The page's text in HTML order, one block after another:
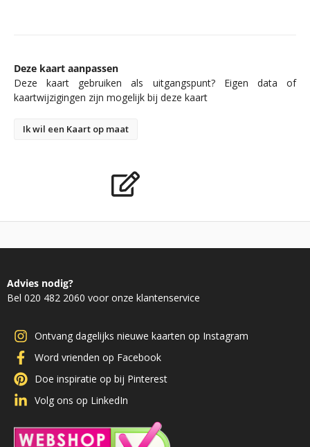
Deze kaart aanpassen
Deze kaart gebruiken als uitgangspunt? Eigen data of
kaartwijzigingen zijn mogelijk bij deze kaart
Ik wil een Kaart op maat
Advies nodig?
Bel 020 482 2060 voor onze klantenservice
Ontvang dagelijks nieuwe kaarten op Instagram
Word vrienden op Facebook
Doe inspiratie op bij Pinterest
Volg ons op LinkedIn